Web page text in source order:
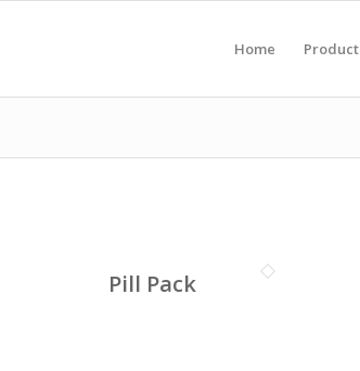
Home Product
Pill Pack